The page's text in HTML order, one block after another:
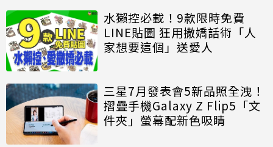
水獺控必載！9款限時免費
LINE貼圖 狂用撒嬌話術「人
家想要這個」送愛人
三星7月發表會5新品照全洩！
摺疊手機Galaxy Z Flip5「文
件夾」螢幕配新色吸睛